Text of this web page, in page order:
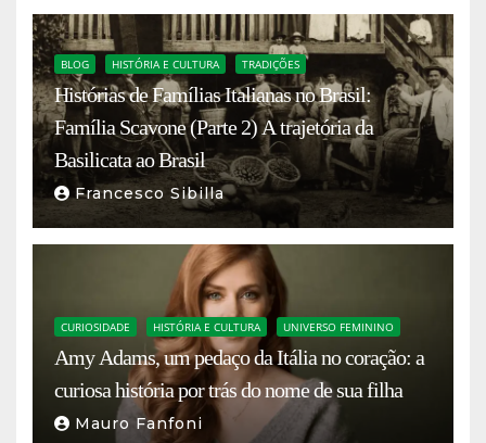
BLOG HISTÓRIA E CULTURA TRADIÇÕES
Histórias de Famílias Italianas no Brasil:
Família Scavone (Parte 2) A trajetória da
Basilicata ao Brasil
Francesco Sibilla
CURIOSIDADE HISTÓRIA E CULTURA UNIVERSO FEMININO
Amy Adams, um pedaço da Itália no coração: a
curiosa história por trás do nome de sua filha
Mauro Fanfoni